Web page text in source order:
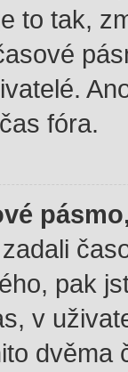
to tak,
fóra.
pak
v